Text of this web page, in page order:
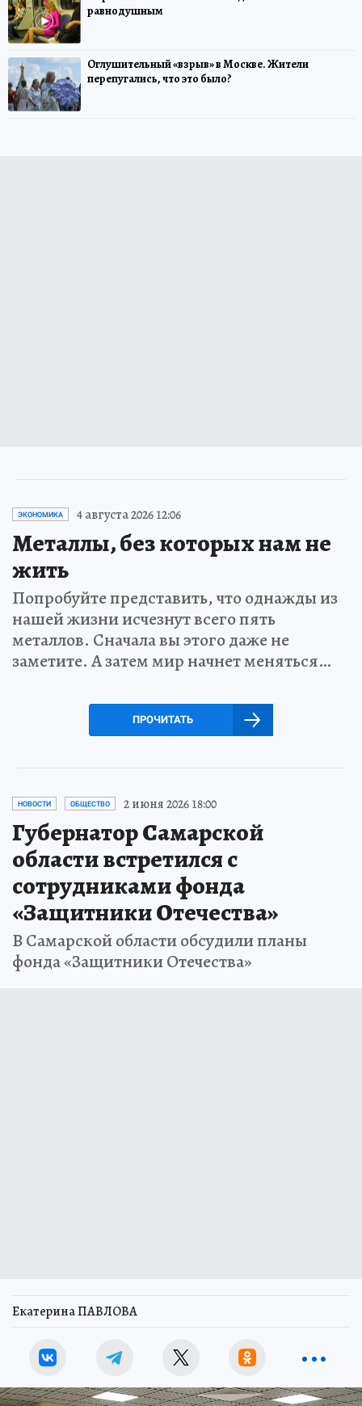
равнодушным
Оглушительный «взрыв» в Москве. Жители
перепугались, что это было?
ЭКОНОМИКА 4 августа 2026 12:06
Металлы, без которых нам не
жить
Попробуйте представить, что однажды из
нашей жизни исчезнут всего пять
металлов. Сначала вы этого даже не
заметите. А затем мир начнет меняться…
ПРОЧИТАТЬ
НОВОСТИ ОБЩЕСТВО 2 июня 2026 18:00
Губернатор Самарской
области встретился с
сотрудниками фонда
«Защитники Отечества»
В Самарской области обсудили планы
фонда «Защитники Отечества»
Екатерина ПАВЛОВА